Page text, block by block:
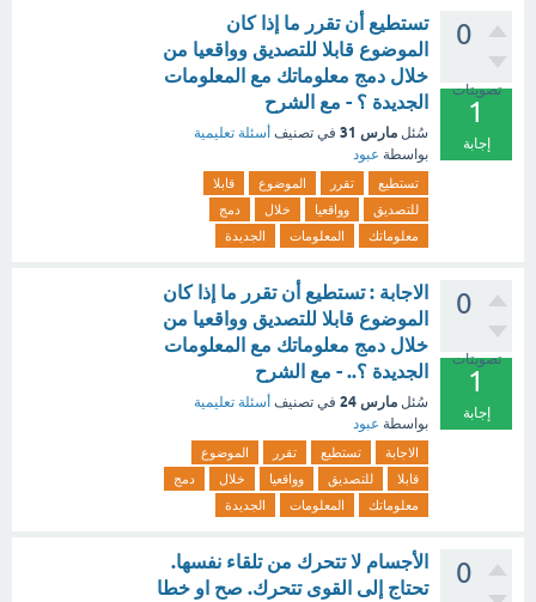
0
تصويتات
1
إجابة
تستطيع أن تقرر ما إذا كان
الموضوع قابلا للتصديق وواقعيا من
خلال دمج معلوماتك مع المعلومات
الجديدة ؟ - مع الشرح
سُئل مارس 31 في تصنيف أسئلة تعليمية
بواسطة عبود
تستطيع تقرر الموضوع
قابلا
للتصديق
وواقعيا خلال
دمج
معلوماتك
المعلومات الجديدة
0
تصويتات
1
إجابة
الاجابة : تستطيع أن تقرر ما إذا كان
الموضوع قابلا للتصديق وواقعيا من
خلال دمج معلوماتك مع المعلومات
الجديدة ؟.. - مع الشرح
سُئل مارس 24 في تصنيف أسئلة تعليمية
بواسطة عبود
الاجابة تستطيع تقرر
الموضوع
قابلا
للتصديق وواقعيا خلال
دمج
معلوماتك
المعلومات الجديدة
0
الأجسام لا تتحرك من تلقاء نفسها.
تحتاج إلى القوى تتحرك. صح او خطا